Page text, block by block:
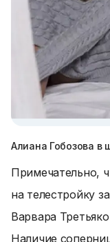
Алиана Гобозова
Примечательно,
на телестройку
Варвара
Наличие